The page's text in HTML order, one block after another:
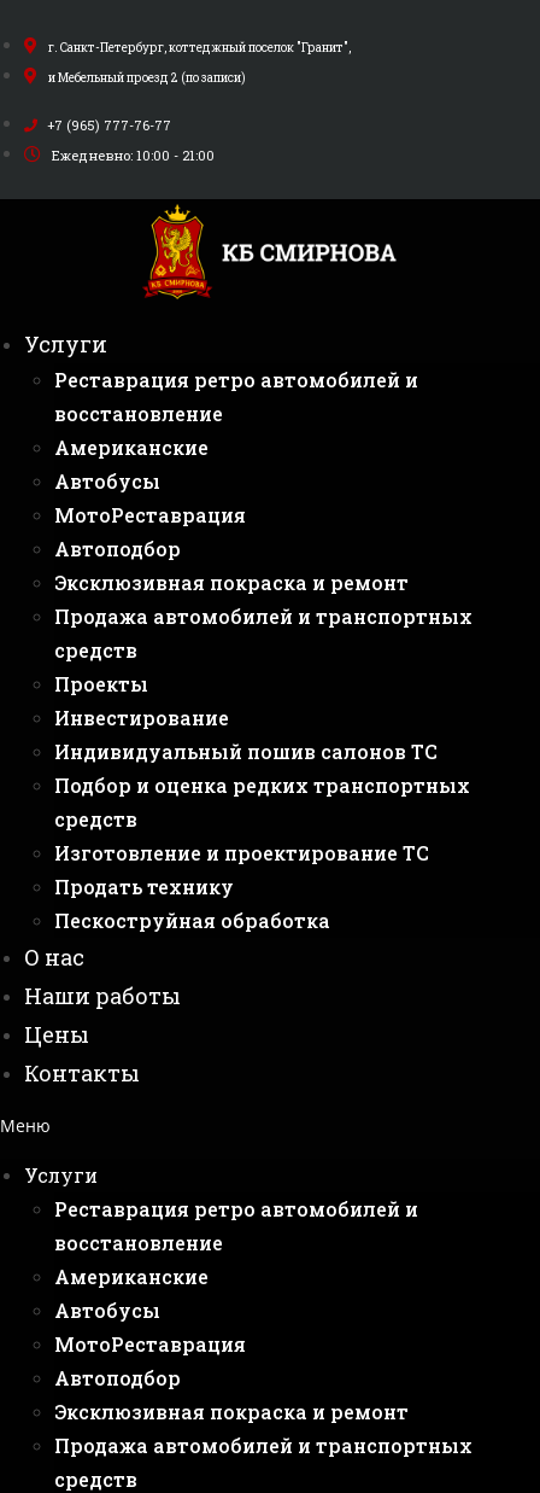
к
содержимому
г. Санкт-Петербург, коттеджный поселок "Гранит",
и Мебельный проезд 2 (по записи)
+7 (965) 777-76-77
Ежедневно: 10:00 - 21:00
Услуги
Реставрация ретро автомобилей и
восстановление
Американские
Автобусы
МотоРеставрация
Автоподбор
Эксклюзивная покраска и ремонт
Продажа автомобилей и транспортных
средств
Проекты
Инвестирование
Индивидуальный пошив салонов ТС
Подбор и оценка редких транспортных
средств
Изготовление и проектирование ТС
Продать технику
Пескоструйная обработка
О нас
Наши работы
Цены
Контакты
Меню
Услуги
Реставрация ретро автомобилей и
восстановление
Американские
Автобусы
МотоРеставрация
Автоподбор
Эксклюзивная покраска и ремонт
Продажа автомобилей и транспортных
средств